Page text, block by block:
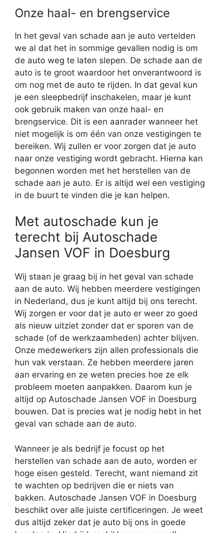
Onze haal- en brengservice
In het geval van schade aan je auto vertelden
we al dat het in sommige gevallen nodig is om
de auto weg te laten slepen. De schade aan de
auto is te groot waardoor het onverantwoord is
om nog met de auto te rijden. In dat geval kun
je een sleepbedrijf inschakelen, maar je kunt
ook gebruik maken van onze haal- en
brengservice. Dit is een aanrader wanneer het
niet mogelijk is om één van onze vestigingen te
bereiken. Wij zullen er voor zorgen dat je auto
naar onze vestiging wordt gebracht. Hierna kan
begonnen worden met het herstellen van de
schade aan je auto. Er is altijd wel een vestiging
in de buurt te vinden die je kan helpen.
Met autoschade kun je
terecht bij Autoschade
Jansen VOF in Doesburg
Wij staan je graag bij in het geval van schade
aan de auto. Wij hebben meerdere vestigingen
in Nederland, dus je kunt altijd bij ons terecht.
Wij zorgen er voor dat je auto er weer zo goed
als nieuw uitziet zonder dat er sporen van de
schade (of de werkzaamheden) achter blijven.
Onze medewerkers zijn allen professionals die
hun vak verstaan. Ze hebben meerdere jaren
aan ervaring en ze weten precies hoe ze elk
probleem moeten aanpakken. Daarom kun je
altijd op Autoschade Jansen VOF in Doesburg
bouwen. Dat is precies wat je nodig hebt in het
geval van schade aan de auto.
Wanneer je als bedrijf je focust op het
herstellen van schade aan de auto, worden er
hoge eisen gesteld. Terecht, want niemand zit
te wachten op bedrijven die er niets van
bakken. Autoschade Jansen VOF in Doesburg
beschikt over alle juiste certificeringen. Je weet
dus altijd zeker dat je auto bij ons in goede